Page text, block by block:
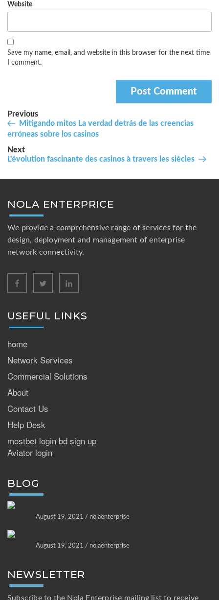
Website
Save my name, email, and website in this browser for the next time
I comment.
Post
navigation
Previous
Post
Previous
Mitigando mitos La verdad detrás de las creencias
erróneas sobre los casinos
Next
Next
L'évolution fascinante des casinos à travers les siècles
NOLA ENTERPRICE
We provide a comprehensive range of services for the
design, deployment and management of enterprise
network connectivity.
USEFUL LINKS
home
Network Services
Commercial Solutions
About
Contact Us
Help Desk
mostbet login bd sign up
Aviator login
BLOG
August 19, 2021 / nolaenterprise
August 19, 2021 / nolaenterprise
NEWSLETTER
Subscribe to the Nola Enterprise mailing list to receive